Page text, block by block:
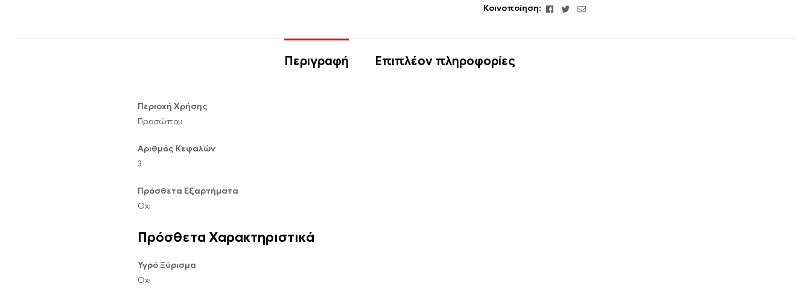
Κοινοποίηση:
Facebook
TwitterEmail
Περιγραφή Επιπλέον πληροφορίες
Περιοχή Χρήσης
Προσώπου
Αριθμός Κεφαλών
3
Πρόσθετα Εξαρτήματα
Όχι
Πρόσθετα Χαρακτηριστικά
Υγρό Ξύρισμα
Όχι